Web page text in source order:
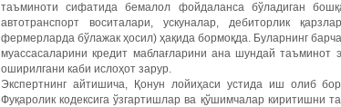
таъминоти сифатида бемалол фойдаланса бўладиган
автотранспорт воситалари, ускуналар, дебиторлик
фермерларда бўлажак ҳосил) ҳақида бормоқда. Буларнинг
муассасаларини кредит маблағларини ана шундай таъминот
оширилгани каби ислоҳот зарур.
Экспертнинг айтишича, Қонун лойиҳаси устида иш олиб
Фуқаролик кодексига ўзгартишлар ва қўшимчалар киритишни